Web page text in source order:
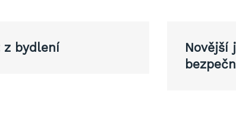
z bydlení
Novější